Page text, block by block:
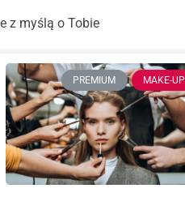
z myślą o Tobie
PREMIUM MAKE-UP